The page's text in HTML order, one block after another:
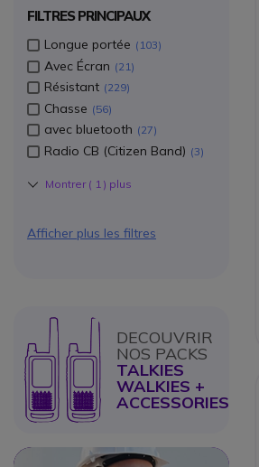
FILTRES PRINCIPAUX
Longue portée 103
Avec Écran 21
Résistant 229
Chasse 56
avec bluetooth 27
Radio CB (Citizen Band) 3
Montrer ( 1 ) plus
Afficher plus les filtres
DECOUVRIR
NOS PACKS
TALKIES
WALKIES +
ACCESSORIES
Circle
Circle